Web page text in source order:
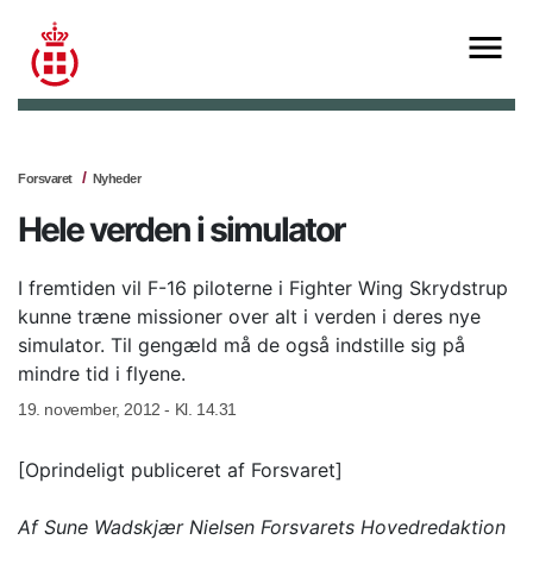
Forsvaret Nyheder
Hele verden i simulator
I fremtiden vil F-16 piloterne i Fighter Wing Skrydstrup
kunne træne missioner over alt i verden i deres nye
simulator. Til gengæld må de også indstille sig på
mindre tid i flyene.
19. november, 2012 - Kl. 14.31
[Oprindeligt publiceret af Forsvaret]
Af Sune Wadskjær Nielsen Forsvarets Hovedredaktion